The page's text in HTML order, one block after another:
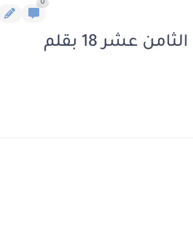
0
رواية العنودية والنقيب الشرس الفصل الثامن عشر 18 بقلم